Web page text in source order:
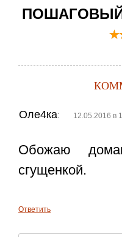
Оле4ка: 12.05.2016 в
Обожаю
сгущенкой.
Ответить